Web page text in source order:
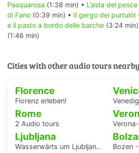
Pasquarosa (1:38 min) • L’asta del pesce
di Fano (0:39 min) • Il gergo dei purtulòt
e il pasto a bordo delle barche (3:24 min)
(1:46 min)
Cities with other audio tours
Florence
Florenz erleben!
Rome
2 Audio tours
Ljubljana
Wasserwärts um Ljubljana (Laibach) Bozen -